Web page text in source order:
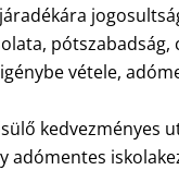
pótszabadság,
vétele,
kedvezményes
adómentes